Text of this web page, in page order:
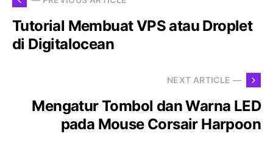
Tutorial Membuat VPS atau Droplet
di Digitalocean
NEXT ARTICLE —
Mengatur Tombol dan Warna LED
pada Mouse Corsair Harpoon